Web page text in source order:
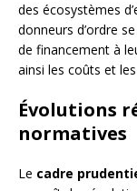
des écosystèmes
donneurs d’ordre
de financement à
ainsi les coûts et
Évolutions
normatives
Le cadre